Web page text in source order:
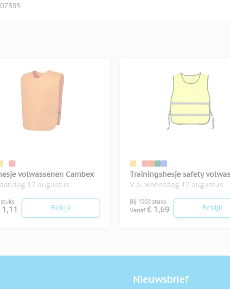
volwassenen Cambex
17 augustus
Bekijk
Trainingshesje safety
V.a. woensdag 12 augustus
Bij 1000 stuks
Vanaf € 1,69 Bekijk
Nieuwsbrief